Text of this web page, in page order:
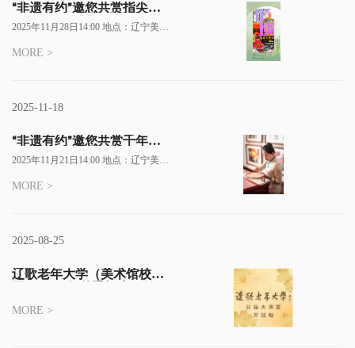
“非遗有约”邀您共赏指尖上
的百年绝艺——李氏民间掐褶
纸走进辽歌老年大学
2025年11月28日14:00 地点：辽宁美术
MORE >
2025-11-18
“非遗有约”邀您共赏千年针
线之美——沈阳刘氏刺绣技艺
走进辽歌老年大学
2025年11月21日14:00 地点：辽宁美术
MORE >
2025-08-25
辽歌老年大学（美术馆校
MORE >